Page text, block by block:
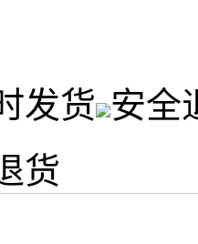
发货 安全
货